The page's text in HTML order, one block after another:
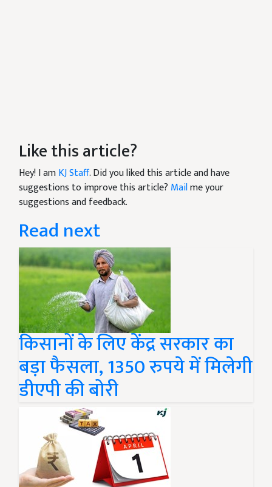
Like this article?
Hey! I amKJ Staff. Did you liked this article and have
suggestions to improve this article? Mailme your
suggestions and feedback.
Read next
किसानों के लिए केंद्र सरकार का
बड़ा फैसला, 1350 रुपये में मिलेगी
डीएपी की बोरी